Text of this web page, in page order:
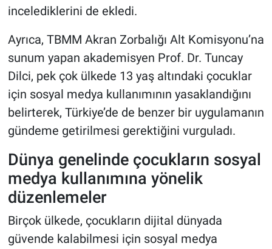
incelediklerini de ekledi.
Ayrıca, TBMM Akran Zorbalığı Alt Komisyonu’na
sunum yapan akademisyen Prof. Dr. Tuncay
Dilci, pek çok ülkede 13 yaş altındaki çocuklar
için sosyal medya kullanımının yasaklandığını
belirterek, Türkiye’de de benzer bir uygulamanın
gündeme getirilmesi gerektiğini vurguladı.
Dünya genelinde çocukların sosyal
medya kullanımına yönelik
düzenlemeler
Birçok ülkede, çocukların dijital dünyada
güvende kalabilmesi için sosyal medya